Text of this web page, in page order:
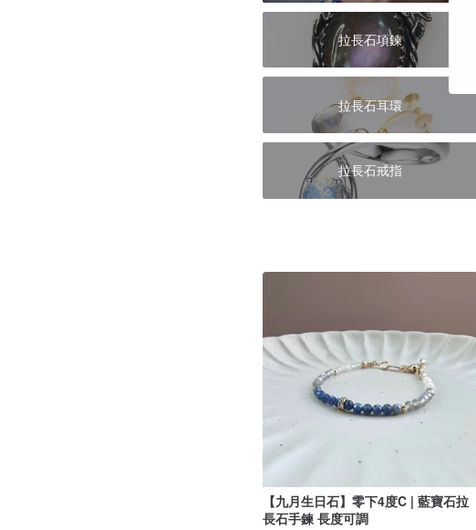
拉長石項鍊
拉長石耳環
拉長石戒指
【九月生日石】零下4度C | 藍寶石拉
長石手鍊 長度可調